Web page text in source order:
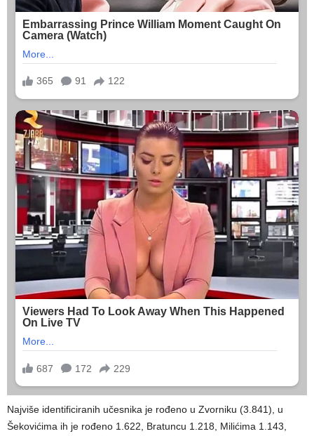
Najviše identificiranih učesnika je rođeno u Zvorniku (3.841), u
Šekovićima ih je rođeno 1.622, Bratuncu 1.218, Milićima 1.143,